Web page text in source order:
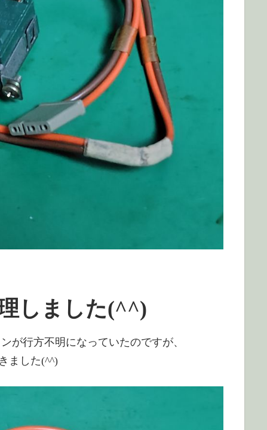
しました(^^)
が行方不明になっていたのですが、
ました(^^)